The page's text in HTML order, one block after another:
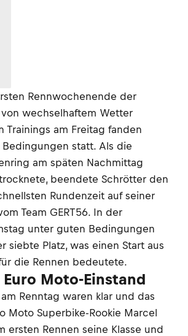
Rennwochenende der
wechselhaftem Wetter
Trainings am Freitag fanden
statt. Als die
am späten Nachmittag
beendete Schrötter den
Rundenzeit auf seiner
Team GERT56. In der
unter guten Bedingungen
siebte Platz, was einen Start aus
die Rennen bedeutete.
Moto-Einstand
Renntag waren klar und das
Moto Superbike-Rookie Marcel
ersten Rennen seine Klasse und